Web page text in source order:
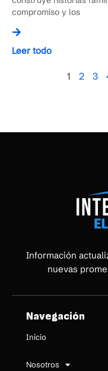
compromiso y los
Leer todo
1 2 3
Información
nuevas
Navegación
Inicio
Nosotros